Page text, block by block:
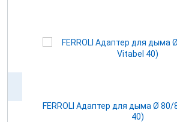
FERROLI Адаптер для дыма Ø 80/80 (для Vitabel
40)